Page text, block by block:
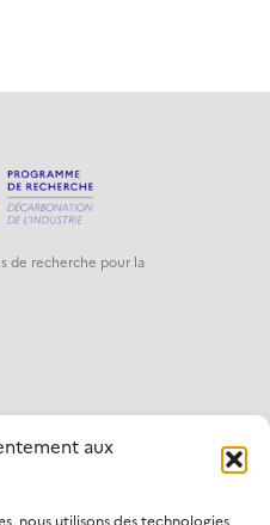
aux
nous utilisons des technologies
de recherche pour la